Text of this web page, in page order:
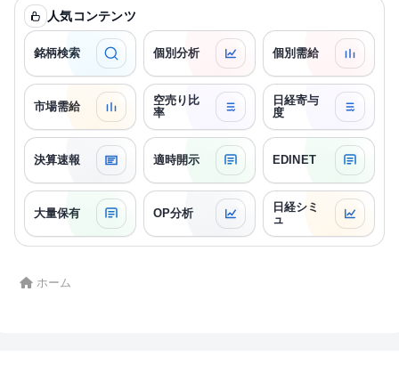
人気コンテンツ
銘柄検索 個別分析 個別需給
市場需給
空売り比
率
日経寄与
度
決算速報 適時開示 EDINET
大量保有 OP分析
日経シミ
ュ
ホーム